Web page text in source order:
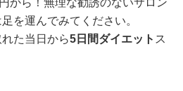
から！無理な勧誘のないサロン
を運んでみてください。
た当日から5日間ダイエット ス